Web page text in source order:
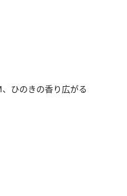
ひのきの香り広がる